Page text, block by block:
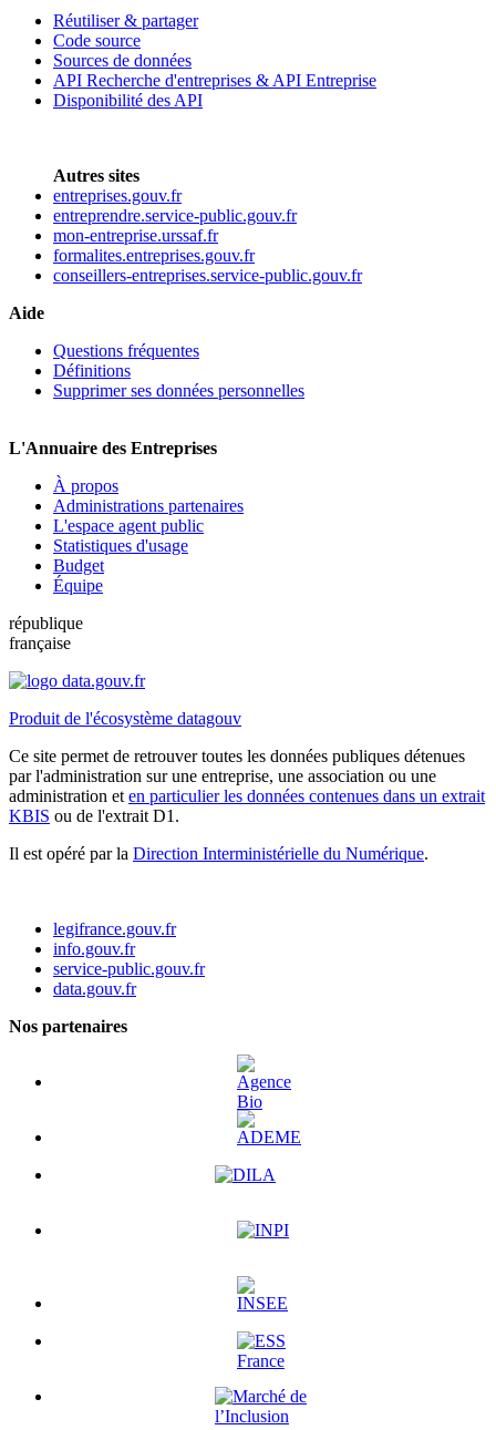
Réutiliser & partager
Code source
Sources de données
API Recherche d'entreprises & API Entreprise
Disponibilité des API
Autres sites
entreprises.gouv.fr
entreprendre.service-public.gouv.fr
mon-entreprise.urssaf.fr
formalites.entreprises.gouv.fr
conseillers-entreprises.service-public.gouv.fr
Aide
Questions fréquentes
Définitions
Supprimer ses données personnelles
L'Annuaire des Entreprises
À propos
Administrations partenaires
L'espace agent public
Statistiques d'usage
Budget
Équipe
république
française
Produit de l'écosystème datagouv
Ce site permet de retrouver toutes les données publiques détenues
par l'administration sur une entreprise, une association ou une
administration et en particulier les données contenues dans un extrait
KBIS ou de l'extrait D1.
Il est opéré par la Direction Interministérielle du Numérique.
legifrance.gouv.fr
info.gouv.fr
service-public.gouv.fr
data.gouv.fr
Nos partenaires